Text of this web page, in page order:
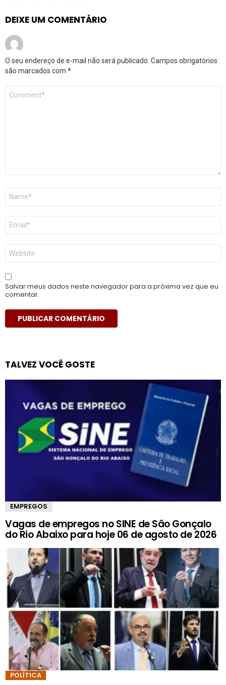
DEIXE UM COMENTÁRIO
O seu endereço de e-mail não será publicado. Campos obrigatórios
são marcados com *
Comentário
Nome
E-
mail
*
Site
Salvar meus dados neste navegador para a próxima vez que eu
comentar.
TALVEZ VOCÊ GOSTE
EMPREGOS
Vagas de empregos no SINE de São Gonçalo
do Rio Abaixo para hoje 06 de agosto de 2026
POLÍTICA